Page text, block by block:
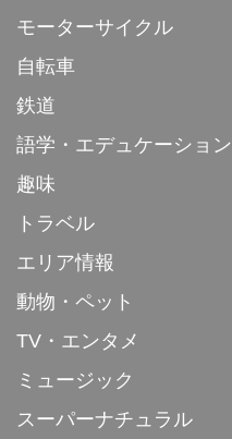
モーターサイクル
自転車
鉄道
語学・エデュケーション
趣味
トラベル
エリア情報
動物・ペット
TV・エンタメ
ミュージック
スーパーナチュラル